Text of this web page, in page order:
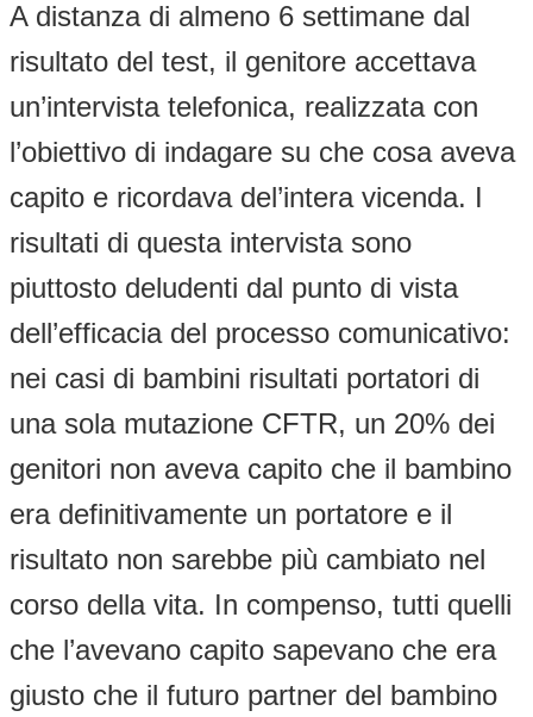
A distanza di almeno 6 settimane dal
risultato del test, il genitore accettava
un’intervista telefonica, realizzata con
l’obiettivo di indagare su che cosa aveva
capito e ricordava del’intera vicenda. I
risultati di questa intervista sono
piuttosto deludenti dal punto di vista
dell’efficacia del processo comunicativo:
nei casi di bambini risultati portatori di
una sola mutazione CFTR, un 20% dei
genitori non aveva capito che il bambino
era definitivamente un portatore e il
risultato non sarebbe più cambiato nel
corso della vita. In compenso, tutti quelli
che l’avevano capito sapevano che era
giusto che il futuro partner del bambino